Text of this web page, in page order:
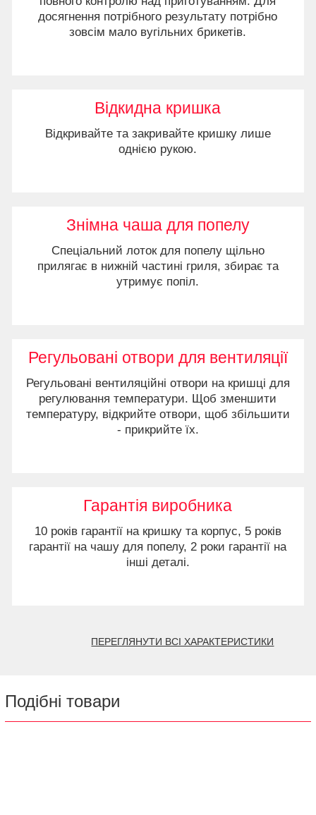
досягнення потрібного результату потрібно
зовсім мало вугільних брикетів.
Відкидна кришка
Відкривайте та закривайте кришку лише
однією рукою.
Знімна чаша для попелу
Спеціальний лоток для попелу щільно
прилягає в нижній частині гриля, збирає та
утримує попіл.
Регульовані отвори для вентиляції
Регульовані вентиляційні отвори на кришці для
регулювання температури. Щоб зменшити
температуру, відкрийте отвори, щоб збільшити
- прикрийте їх.
Гарантія виробника
10 років гарантії на кришку та корпус, 5 років
гарантії на чашу для попелу, 2 роки гарантії на
інші деталі.
ПЕРЕГЛЯНУТИ ВСІ ХАРАКТЕРИСТИКИ
Подібні товари